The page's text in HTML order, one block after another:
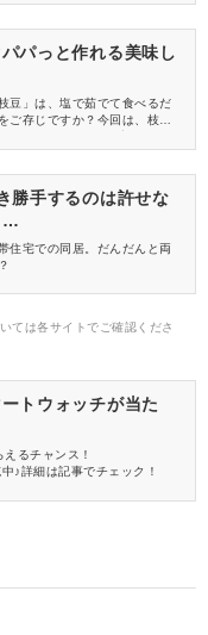
パっと作れる美味し
豆」は、塩で茹でて食べるだ
ご存じですか？今回は、枝豆
ひ作ってみてくださいね。
勝手するのは許せな
…
住宅での同居。だんだんと両
ては各サイトでご確認くださ
トウォッチが当た
るチャンス！
♪詳細は記事でチェック！